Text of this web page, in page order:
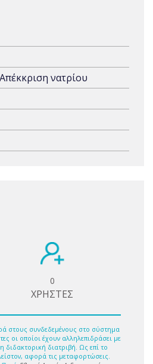
νατρίου
0
ΧΡΗΣΤΕΣ
στους συνδεδεμένους στο σύστημα
οι οποίοι έχουν αλληλεπιδράσει με
διδακτορική διατριβή. Ως επί το
αφορά τις μεταφορτώσεις.